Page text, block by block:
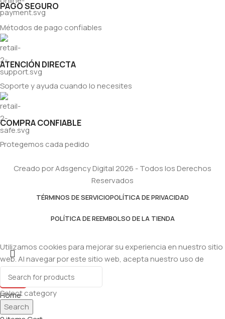
PAGO SEGURO
Métodos de pago confiables
ATENCIÓN DIRECTA
Soporte y ayuda cuando lo necesites
COMPRA CONFIABLE
Protegemos cada pedido
Creado por Adsgency Digital 2026 - Todos los Derechos
Reservados
TÉRMINOS DE SERVICIOPOLÍTICA DE PRIVACIDAD
POLÍTICA DE REEMBOLSO DE LA TIENDA
Select category
Search
Utilizamos cookies para mejorar su experiencia en nuestro sitio
web. Al navegar por este sitio web, acepta nuestro uso de
Accept
Home
Shop